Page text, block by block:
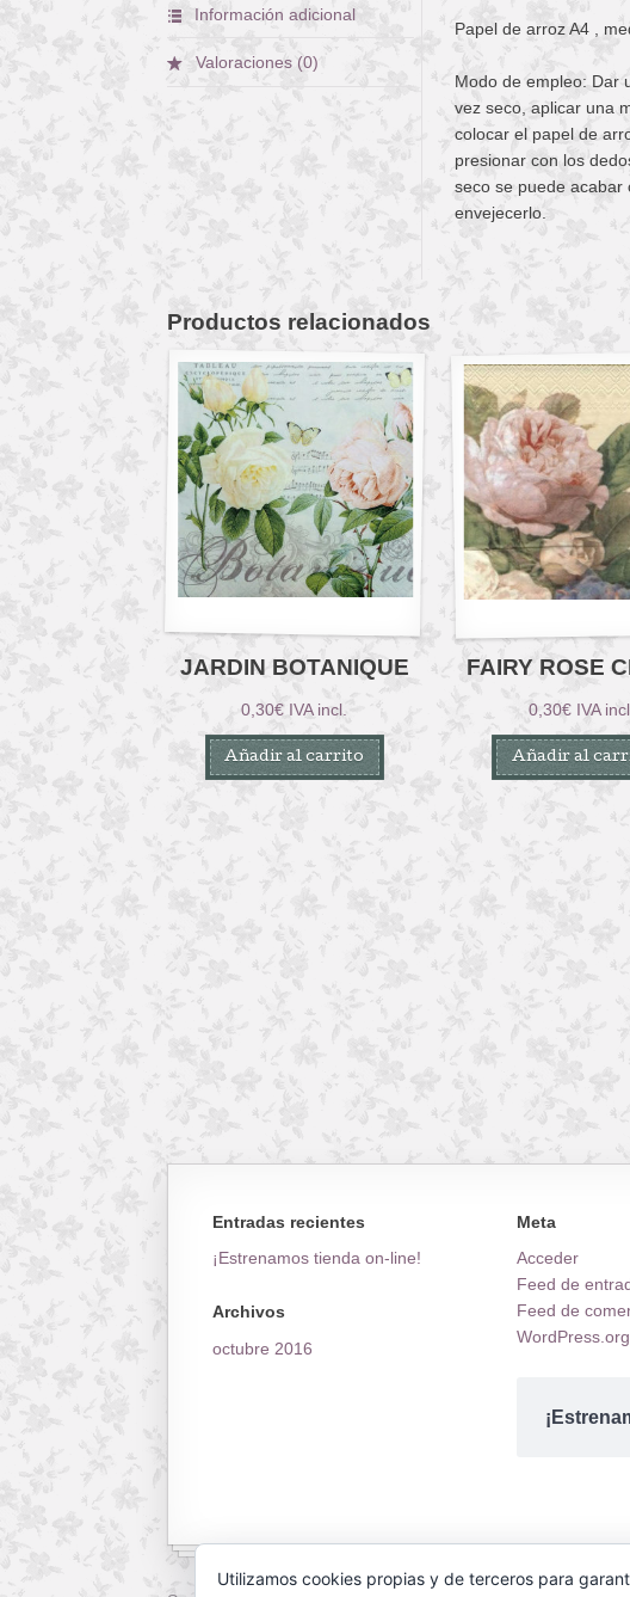
Información adicional
Valoraciones (0)
Papel de arroz A4 ,
Modo de empleo: Dar
vez seco, aplicar una
colocar el papel de
presionar con los
seco se puede acabar
envejecerlo.
Productos relacionados
JARDIN BOTANIQUE
0,30€ IVA incl.
Añadir al carrito
FAIRY ROSE
0,30€ IVA incl.
Añadir al
Entradas recientes
¡Estrenamos tienda on-line!
Archivos
octubre 2016
Meta
Acceder
Feed de
Feed de
WordPress.org
Utilizamos cookies propias y de terceros para